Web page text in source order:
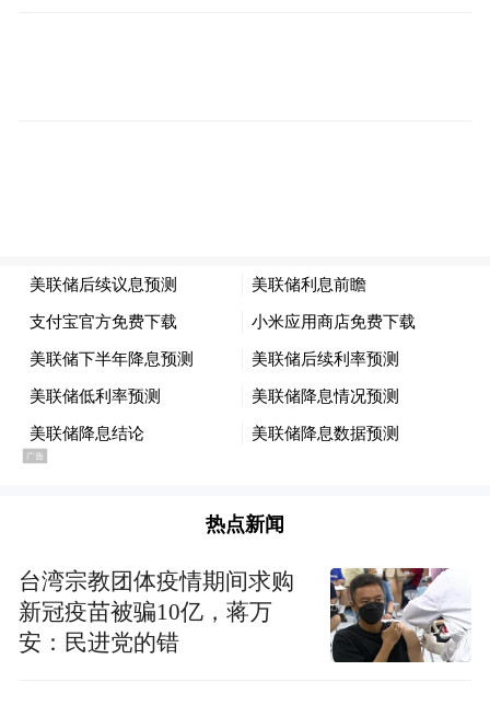
来源：纽约联储官网
上月，美联储决定将联邦基金利率目标区间
维持在4.25%-至4.50%之间，这也是该行连续
第四次会议维持利率不变。在会议前后，美
热点新闻
台湾宗教团体疫情期间求购
新冠疫苗被骗10亿，蒋万
安：民进党的错